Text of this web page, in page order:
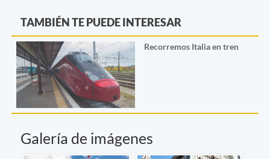
TAMBIÉN TE PUEDE INTERESAR
Recorremos Italia en tren
Galería de imágenes